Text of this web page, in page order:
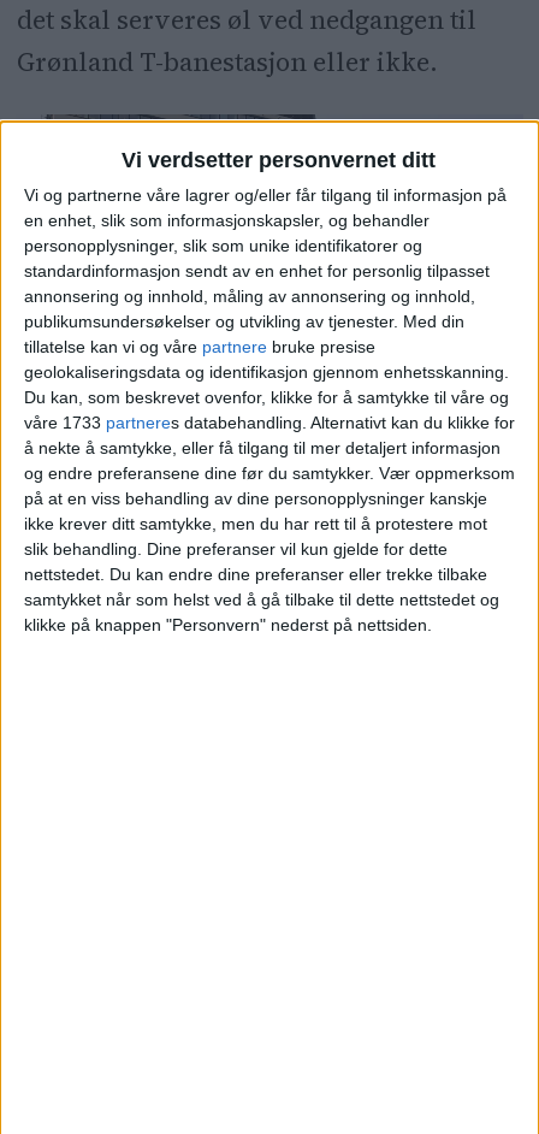
Vi verdsetter personvernet ditt
Vi og partnerne våre lagrer og/eller får tilgang til informasjon på
en enhet, slik som informasjonskapsler, og behandler
personopplysninger, slik som unike identifikatorer og
standardinformasjon sendt av en enhet for personlig tilpasset
annonsering og innhold, måling av annonsering og innhold,
publikumsundersøkelser og utvikling av tjenester. Med din
tillatelse kan vi og våre partnere bruke presise
geolokaliseringsdata og identifikasjon gjennom enhetsskanning.
Du kan, som beskrevet ovenfor, klikke for å samtykke til våre og
våre 1733 partneres databehandling. Alternativt kan du klikke for
å nekte å samtykke, eller få tilgang til mer detaljert informasjon
og endre preferansene dine før du samtykker. Vær oppmerksom
på at en viss behandling av dine personopplysninger kanskje
ikke krever ditt samtykke, men du har rett til å protestere mot
slik behandling. Dine preferanser vil kun gjelde for dette
nettstedet. Du kan endre dine preferanser eller trekke tilbake
samtykket når som helst ved å gå tilbake til dette nettstedet og
klikke på knappen "Personvern" nederst på nettsiden.
det skal serveres øl ved nedgangen til
Grønland T-banestasjon eller ikke.
Stargate preges av slitasje, men på den andre
siden av gaten, skal Olafiagangen rustes opp.
Foto: Vegard Velle